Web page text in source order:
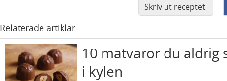
Skriv ut receptet
Relaterade artiklar
10 matvaror du aldrig
i kylen